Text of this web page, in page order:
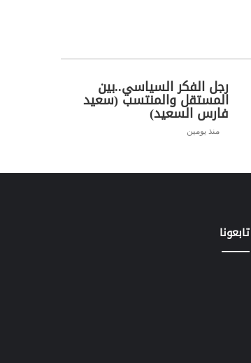
رجل الفكر السياسي..بين
المستقل والمنتسب (سعيد
فارس السعيد)
منذ يومين
تابعونا